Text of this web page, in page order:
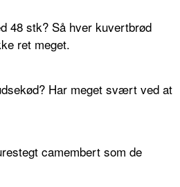
48 stk? Så hver kuvertbrød
ret meget.
Har meget svært ved at
camembert som de